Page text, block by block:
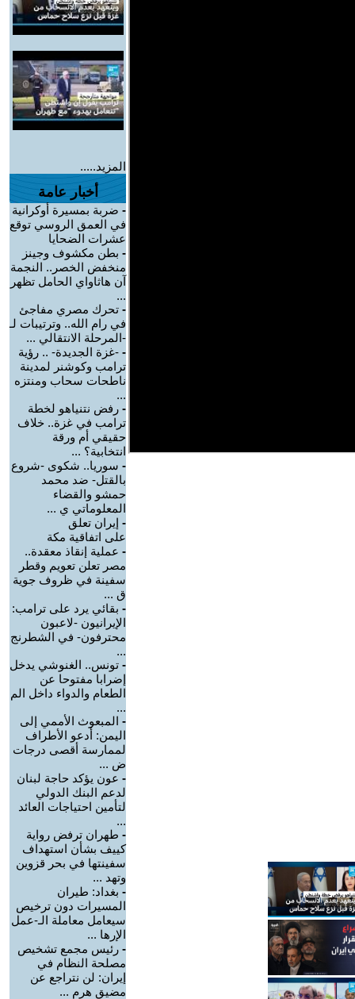
المزيد.....
أخبار عامة
- ضربة بمسيرة أوكرانية
في العمق الروسي توقع
عشرات الضحايا
- بطن مكشوف وجينز
منخفض الخصر.. النجمة
آن هاثاواي الحامل تظهر
...
- تحرك مصري مفاجئ
في رام الله.. وترتيبات لـ
-المرحلة الانتقالي ...
- -غزة الجديدة- .. رؤية
ترامب وكوشنر لمدينة
ناطحات سحاب ومنتزه
...
- رفض نتنياهو لخطة
ترامب في غزة.. خلاف
حقيقي أم ورقة
انتخابية؟ ...
- سوريا.. شكوى -شروع
بالقتل- ضد محمد
حمشو والقضاء
المعلوماتي ي ...
- إيران تعلق
على اتفاقية مكة
- عملية إنقاذ معقدة..
مصر تعلن تعويم وقطر
سفينة في ظروف جوية
ق ...
- بقائي يرد على ترامب:
الإيرانيون -لاعبون
محترفون- في الشطرنج
...
- تونس.. الغنوشي يدخل
إضرابا مفتوحا عن
الطعام والدواء داخل الم
...
- ‏المبعوث الأممي إلى
اليمن: أدعو الأطراف
لممارسة أقصى درجات
ض ...
- عون يؤكد حاجة لبنان
لدعم البنك الدولي
لتأمين احتياجات العائد
...
- طهران ترفض رواية
كييف بشأن استهداف
سفينتها في بحر قزوين
وتهد ...
- بغداد: طيران
المسيرات دون ترخيص
سيعامل معاملة الـ-عمل
الإرها ...
- رئيس مجمع تشخيص
مصلحة النظام في
إيران: لن نتراجع عن
مضيق هرم ...